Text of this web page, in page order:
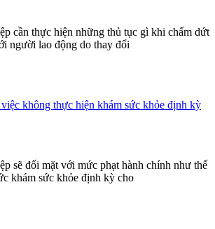
cần thực hiện những thủ tục gì khi chấm dứt
người lao động do thay đổi
không thực hiện khám sức khỏe định kỳ
sẽ đối mặt với mức phạt hành chính như thế
khám sức khỏe định kỳ cho